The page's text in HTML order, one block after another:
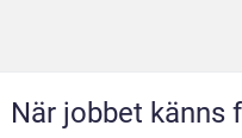
När jobbet känns